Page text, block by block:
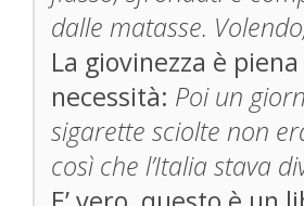
dalle matasse.
La giovinezza è
necessità: Poi un
sigarette sciolte non
così che l’Italia stava